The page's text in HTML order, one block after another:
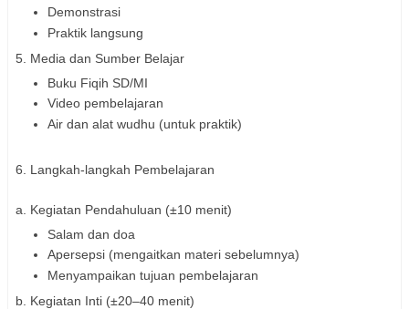
Demonstrasi
Praktik langsung
5. Media dan Sumber Belajar
Buku Fiqih SD/MI
Video pembelajaran
Air dan alat wudhu (untuk praktik)
6. Langkah-langkah Pembelajaran
a. Kegiatan Pendahuluan (±10 menit)
Salam dan doa
Apersepsi (mengaitkan materi sebelumnya)
Menyampaikan tujuan pembelajaran
b. Kegiatan Inti (±20–40 menit)